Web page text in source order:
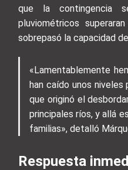
que la contingencia
pluviométricos
sobrepasó la capacidad
«Lamentablemente
han caído unos
que originó el
principales ríos, y allá
familias», detalló
Respuesta